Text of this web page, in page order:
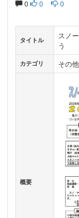
0 0 0
タイトル
スノ
う
カテゴリ その他
概要